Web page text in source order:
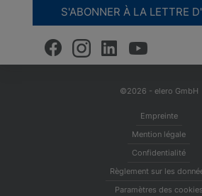
©2026 - elero GmbH
Empreinte
Mention légale
Confidentialité
Règlement sur les
Paramètres des cookies